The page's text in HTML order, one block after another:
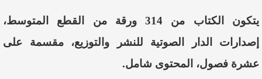
يتكون الكتاب من 314 ورقة من القطع المتوسط،
إصدارات الدار الصوتية للنشر والتوزيع، مقسمة على
عشرة فصول، المحتوى شامل.